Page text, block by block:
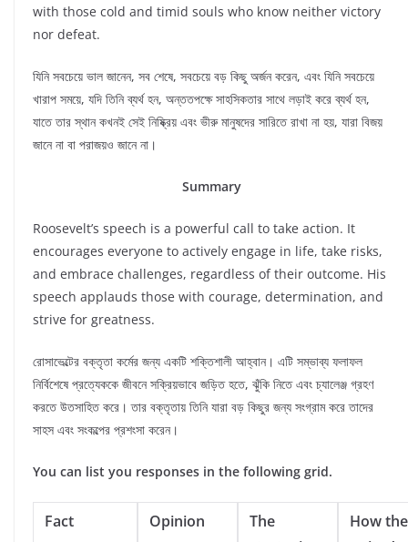
with those cold and timid souls who know neither victory
nor defeat.
যিনি সবচেয়ে ভাল জানেন, সব শেষে, সবচেয়ে বড় কিছু অর্জন করেন, এবং যিনি সবচেয়ে
খারাপ সময়ে, যদি তিনি ব্যর্থ হন, অন্ততপক্ষে সাহসিকতার সাথে লড়াই করে ব্যর্থ হন,
যাতে তার স্থান কখনই সেই নিষ্ক্রিয় এবং ভীরু মানুষদের সারিতে রাখা না হয়, যারা বিজয়
জানে না বা পরাজয়ও জানে না।
Summary
Roosevelt’s speech is a powerful call to take action. It
encourages everyone to actively engage in life, take risks,
and embrace challenges, regardless of their outcome. His
speech applauds those with courage, determination, and
strive for greatness.
রোসাভেল্টের বক্তৃতা কর্মের জন্য একটি শক্তিশালী আহ্বান। এটি সম্ভাব্য ফলাফল
নির্বিশেষে প্রত্যেককে জীবনে সক্রিয়ভাবে জড়িত হতে, ঝুঁকি নিতে এবং চ্যালেঞ্জ গ্রহণ
করতে উতসাহিত করে। তার বক্তৃতায় তিনি যারা বড় কিছুর জন্য সংগ্রাম করে তাদের
সাহস এবং সংকল্পের প্রশংসা করেন।
You can list you responses in the following grid.
Fact Opinion
The
How the